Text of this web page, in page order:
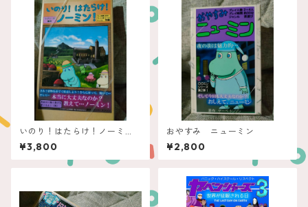
いのり！はたらけ！ノーミ
ン！
¥3,800
おやすみ ニューミン
¥2,800